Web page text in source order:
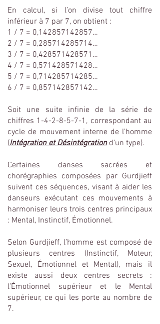
En calcul, si l’on divise tout chiffre
inférieur à 7 par 7, on obtient :
1 / 7 = 0,142857142857…
2 / 7 = 0,285714285714…
3 / 7 = 0,428571428571 …
4 / 7 = 0,571428571428…
5 / 7 = 0,714285714285…
6 / 7 = 0,857142857142…
Soit une suite infinie de la série de
chiffres 1-4-2-8-5-7-1 , correspondant au
cycle de mouvement interne de l’homme
(Intégration et Désintégrationd’un type).
Certaines danses sacrées et
chorégraphies composées par Gurdjieff
suivent ces séquences, visant à aider les
danseurs exécutant ces mouvements à
harmoniser leurs trois centres principaux
: Mental, Instinctif, Émotionnel.
Selon Gurdjieff, l’homme est composé de
plusieurs centres (Instinctif, Moteur,
Sexuel, Émotionnel et Mental), mais il
existe aussi deux centres secrets :
l’Émotionnel supérieur et le Mental
supérieur, ce qui les porte au nombre de
7.